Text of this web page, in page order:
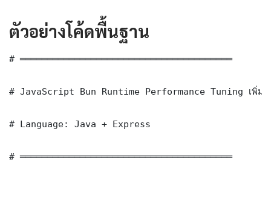
ตัวอย่างโค้ดพื้นฐาน
# ═══════════════════════════════════════
# JavaScript Bun Runtime Performance Tuning เพิ่ม
# Language: Java + Express
# ═══════════════════════════════════════